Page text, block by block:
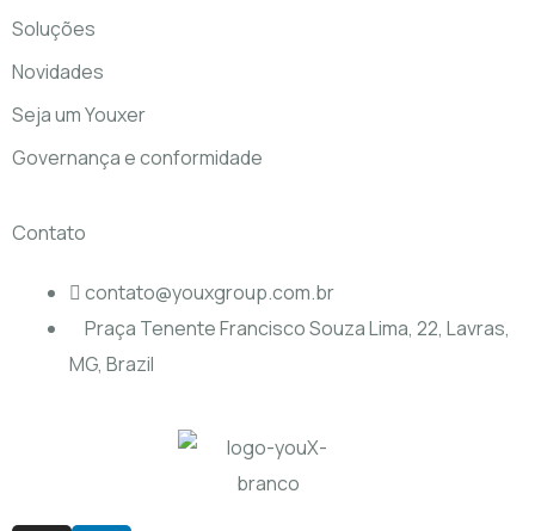
Soluções
Novidades
Seja um Youxer
Governança e conformidade
Contato
contato@youxgroup.com.br
Praça Tenente Francisco Souza Lima, 22, Lavras,
MG, Brazil